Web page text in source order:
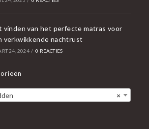
vinden van het perfecte matras voor
verkwikkende nachtrust
24, 2024 / 0 REACTIES
×